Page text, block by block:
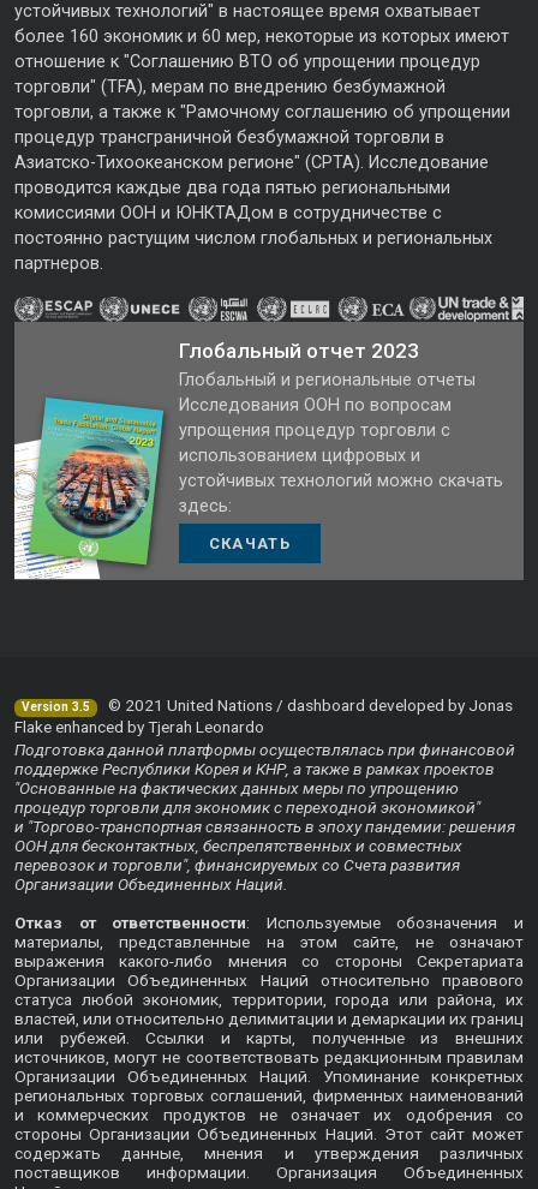
устойчивых технологий" в настоящее время охватывает
более 160 экономик и 60 мер, некоторые из которых имеют
отношение к "Соглашению ВТО об упрощении процедур
торговли" (TFA), мерам по внедрению безбумажной
торговли, а также к "Рамочному соглашению об упрощении
процедур трансграничной безбумажной торговли в
Азиатско-Тихоокеанском регионе" (CPTA). Исследование
проводится каждые два года пятью региональными
комиссиями ООН и ЮНКТАДом в сотрудничестве с
постоянно растущим числом глобальных и региональных
партнеров.
Глобальный отчет 2023
Глобальный и региональные отчеты
Исследования ООН по вопросам
упрощения процедур торговли с
использованием цифровых и
устойчивых технологий можно скачать
здесь:
СКАЧАТЬ
Version 3.5
© 2021 United Nations / dashboard developed by Jonas
Flake enhanced by Tjerah Leonardo
Подготовка данной платформы осуществлялась при финансовой
поддержке Республики Корея и КНР, а также в рамках проектов
"Основанные на фактических данных меры по упрощению
процедур торговли для экономик с переходной экономикой"
и "Торгово-транспортная связанность в эпоху пандемии: решения
ООН для бесконтактных, беспрепятственных и совместных
перевозок и торговли", финансируемых со Счета развития
Организации Объединенных Наций.
Отказ от ответственности: Используемые обозначения и
материалы, представленные на этом сайте, не означают
выражения какого-либо мнения со стороны Секретариата
Организации Объединенных Наций относительно правового
статуса любой экономик, территории, города или района, их
властей, или относительно делимитации и демаркации их границ
или рубежей. Ссылки и карты, полученные из внешних
источников, могут не соответствовать редакционным правилам
Организации Объединенных Наций. Упоминание конкретных
региональных торговых соглашений, фирменных наименований
и коммерческих продуктов не означает их одобрения со
стороны Организации Объединенных Наций. Этот сайт может
содержать данные, мнения и утверждения различных
поставщиков информации. Организация Объединенных